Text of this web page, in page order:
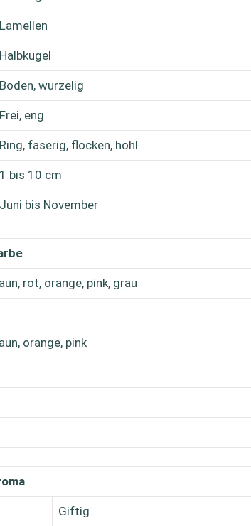
Lamellen
Halbkugel
Boden, wurzelig
Frei, eng
Ring, faserig, flocken, hohl
1 bis 10 cm
Juni bis November
rot, orange, pink, grau
orange, pink
Giftig